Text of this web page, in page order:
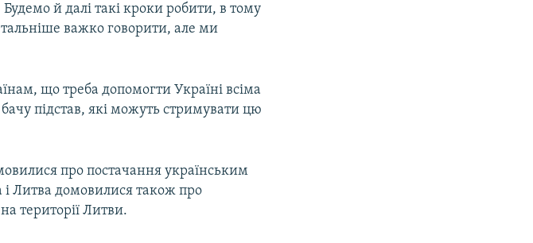
й далі такі кроки робити, в тому
важко говорити, але ми
що треба допомогти Україні всіма
підстав, які можуть стримувати цю
про постачання українським
і Литва домовилися також про
території Литви.